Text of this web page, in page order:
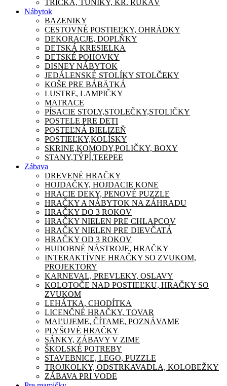
TRIČKÁ, TUNIKY, KR. RUKÁV
Nábytok
BAZENIKY
CESTOVNÉ POSTIEĽKY, OHRÁDKY
DEKORACJE, DOPLŇKY
DETSKÁ KRESIELKA
DETSKÉ POHOVKY
DISNEY NÁBYTOK
JEDÁLENSKÉ STOLÍKY STOLČEKY
KOŠE PRE BÁBÄTKÁ
LUSTRE, LAMPIČKY
MATRACE
PÍSACIE STOLY,STOLEČKY,STOLIČKY
POSTELE PRE DETI
POSTEĽNÁ BIELIZEŇ
POSTIEĽKY,KOLÍSKY
SKRINE,KOMODY,POLIČKY, BOXY
STANY,TÝPÍ,TEEPEE
Zábava
DREVENÉ HRAČKY
HOJDAČKY, HOJDACIE KONE
HRACIE DEKY, PENOVÉ PUZZLE
HRAČKY A NÁBYTOK NA ZÁHRADU
HRAČKY DO 3 ROKOV
HRAČKY NIELEN PRE CHLAPCOV
HRAČKY NIELEN PRE DIEVČATÁ
HRAČKY OD 3 ROKOV
HUDOBNÉ NÁSTROJE, HRAČKY
INTERAKTÍVNE HRAČKY SO ZVUKOM,
PROJEKTORY
KARNEVAL, PREVLEKY, OSLAVY
KOLOTOČE NAD POSTIEĽKU, HRAČKY SO
ZVUKOM
LEHÁTKA, CHODÍTKA
LICENČNÉ HRAČKY, TOVAR
MAĽUJEME, ČÍTAME, POZNÁVAME
PLYŠOVÉ HRAČKY
SÁNKY, ZÁBAVY V ZIME
ŠKOLSKÉ POTREBY
STAVEBNICE, LEGO, PUZZLE
TROJKOLKY, ODSTRKAVADLA, KOLOBEŽKY
ZÁBAVA PRI VODE